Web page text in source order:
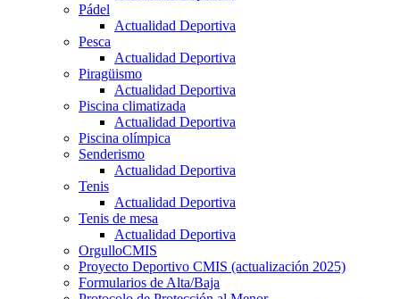
Pádel
Actualidad Deportiva
Pesca
Actualidad Deportiva
Piragüismo
Actualidad Deportiva
Piscina climatizada
Actualidad Deportiva
Piscina olímpica
Senderismo
Actualidad Deportiva
Tenis
Actualidad Deportiva
Tenis de mesa
Actualidad Deportiva
OrgulloCMIS
Proyecto Deportivo CMIS (actualización 2025)
Formularios de Alta/Baja